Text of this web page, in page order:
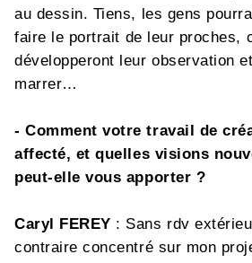
au dessin. Tiens, les gens
faire le portrait de leur proches,
développeront leur observation
marrer…
- Comment votre travail de
affecté, et quelles visions
peut-elle vous apporter ?
Caryl FEREY : Sans rdv
contraire concentré sur mon